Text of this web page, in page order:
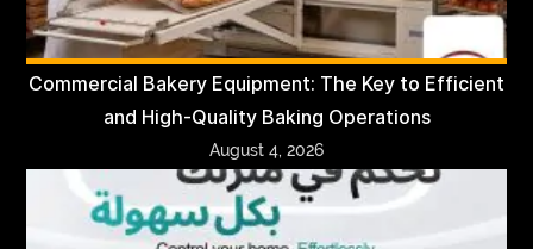
Commercial Bakery Equipment: The Key to Efficient
and High-Quality Baking Operations
August 4, 2026